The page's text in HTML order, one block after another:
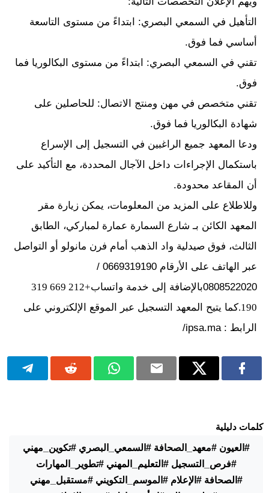
التأهيل في السمعي البصري: ابتداءً من مستوى التاسعة
أساسي فما فوق.
تقني في السمعي البصري: ابتداءً من مستوى البكالوريا فما
فوق.
تقني متخصص في مهن ومنتج الاتصال: للحاصلين على
شهادة البكالوريا فما فوق.
ودعا المعهد جميع الراغبين في التسجيل إلى الإسراع
باستكمال الإجراءات داخل الآجال المحددة، مع التأكيد على
أن المقاعد محدودة.
وللاطلاع على المزيد من المعلومات، يمكن زيارة مقر
المعهد الكائن بـ شارع السمارة عمارة لمباركي، الطابق
الثالث، فوق صيدلية واد الذهب أمام فرن مانولو أو التواصل
عبر الهاتف على الأرقام 0669319190 /
0808522020بالإضافة إلى خدمة واتساب
+212 669 319
190. كما يتيح المعهد التسجيل عبر الموقع الإلكتروني على
الرابط : ipsa.ma/
كلمات دليلية
#العيون #معهد_الصحافة #السمعي_البصري #تكوين_مهني
#فرص_التسجيل #التعليم_المهني #تطوير_المهارات
#الصحافة #الإعلام #الموسم_التكويني #مستقبل_مهني